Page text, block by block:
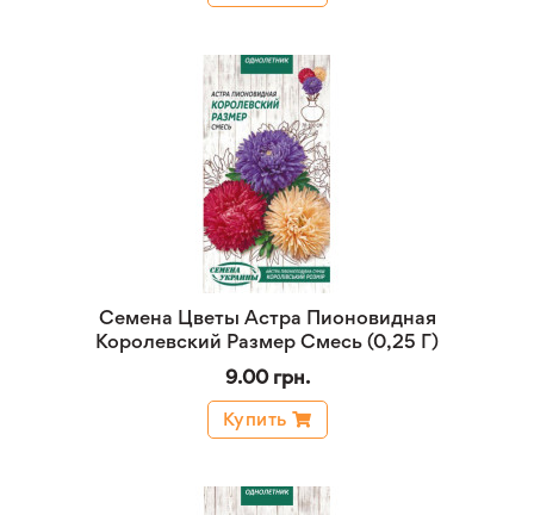
Семена Цветы Астра Пионовидная
Королевский Размер Смесь (0,25 Г)
9.00 грн.
Купить